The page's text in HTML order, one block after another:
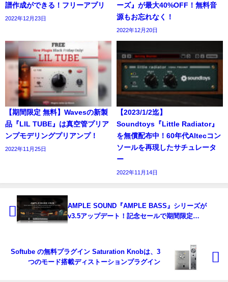
譜作成ができる！フリーアプリ
2022年12月23日
ーズ』が最大40%OFF！無料音
源もお忘れなく！
2022年12月20日
【期間限定 無料】Wavesの新製
品『LIL TUBE』は真空管プリア
ンプモデリングプリアンプ！
2022年11月25日
【2023/1/2迄】
Soundtoys『Little Radiator』
を無償配布中！60年代Altecコン
ソールを再現したサチュレータ
ー
2022年11月14日
AMPLE SOUND『AMPLE BASS』シリーズが
v3.5アップデート！記念セールで期間限定
Softube の無料プラグイン Saturation Knobは、3
つのモード搭載ディストーションプラグイン